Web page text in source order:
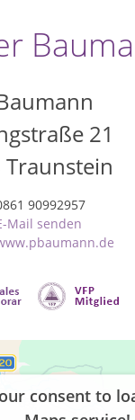
21
Traunstein
90992957
Mail senden
consent to